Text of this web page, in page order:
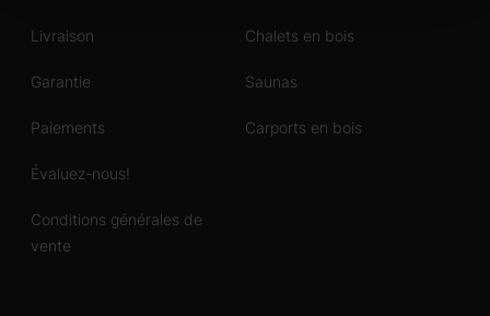
Livraison
Garantie
Paiements
Évaluez-nous!
Conditions générales de
vente
Chalets en bois
Saunas
Carports en bois